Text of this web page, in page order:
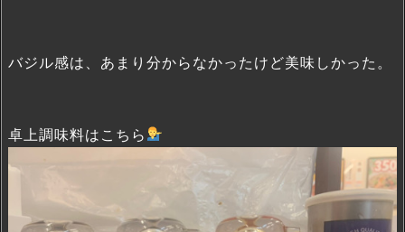
バジル感は、あまり分からなかったけど美味しかった。
卓上調味料はこちら